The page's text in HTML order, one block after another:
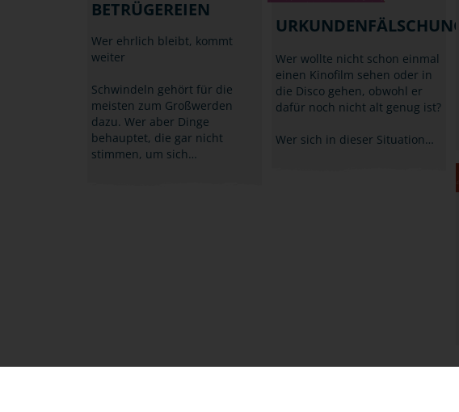
BETRÜGEREIEN
Wer ehrlich bleibt, kommt
weiter
Schwindeln gehört für die
meisten zum Großwerden
dazu. Wer aber Dinge
behauptet, die gar nicht
stimmen, um sich…
URKUNDENFÄLSCHUNG
Wer wollte nicht schon einmal
einen Kinofilm sehen oder in
die Disco gehen, obwohl er
dafür noch nicht alt genug ist?
Wer sich in dieser Situation…